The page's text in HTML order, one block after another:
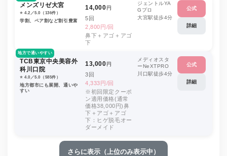
メンズリゼ大宮
⭐️ 4.2／5.0（136件）
学割、ペア割など割引豊富
14,000円
5回
2,800円/回
鼻下＋アゴ＋アゴ
下
ジェントルYA
Gプロ
大宮駅徒歩4分
公式
詳細
地方で通いやすい
TCB東京中央美容外
科川口院
⭐️ 4.0／5.0（585件）
地方都市にも展開、通いや
すい
13,000円
3回
4,333円/回
※初回限定クーポ
ン適用価格(通常
価格38,000円)鼻
下＋アゴ＋アゴ
下：ヒゲ脱毛オー
ダーメイド
メディオスタ
ーNeXTPRO
川口駅徒歩4分
公式
詳細
さらに表示（上位のみ表示中）